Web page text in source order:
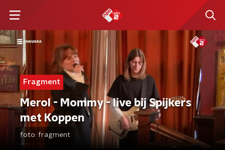
Fragment
Merol - Mommy - live bij Spijkers
met Koppen
foto: fragment